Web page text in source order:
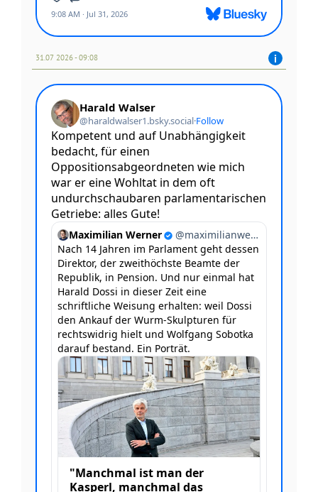
31.07 2026 - 09:08